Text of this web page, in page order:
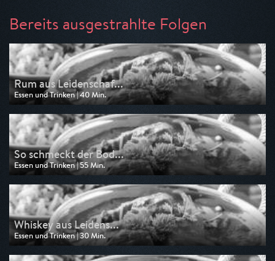
Bereits ausgestrahlte Folgen
Rum aus Leidenschaf...
Essen und Trinken | 40 Min.
Ausgestrahlt von Anixe Plus
am 08.08.2026, 14:40
So schmeckt der Bod...
Essen und Trinken | 55 Min.
Ausgestrahlt von Anixe Plus
am 08.08.2026, 00:05
Whiskey aus Leidens...
Essen und Trinken | 30 Min.
Ausgestrahlt von Anixe Plus
am 07.08.2026, 10:50